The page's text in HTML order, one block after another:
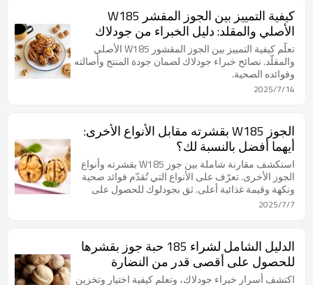
كيفية التمييز بين الجوز المقشر W185
الأصلي والمقلد: دليل الخبراء من جودلاك
تعلّم كيفية التمييز بين الجوز المقشور W185 الأصلي
والمقلّد. نصائح خبراء جودلاك لضمان جودة المنتج وأصالته
وفوائده الصحية.
2025/7/14
الجوز W185 بقشرته مقابل الأنواع الأخرى:
أيهما أفضل بالنسبة لك؟
استكشف مقارنة شاملة بين جوز W185 بقشرته وأنواع
الجوز الأخرى. تعرّف على الأنواع التي تُقدّم فوائد صحية
ونكهة وقيمة غذائية أعلى. ثق بجودلوك للحصول على
جوز عالي الجودة.
2025/7/7
الدليل الشامل لشراء 185 حبة جوز بقشرها
للحصول على أقصى قدر من النضارة
اكتشف أسرار خبراء جودلاك، وتعلم كيفية اختيار وتخزين